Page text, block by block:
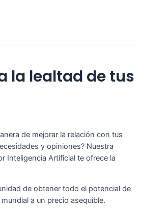
la lealtad de tus
de mejorar la relación con tus
y opiniones? Nuestra
Inteligencia Artificial te ofrece la
de obtener todo el potencial de
a un precio asequible.